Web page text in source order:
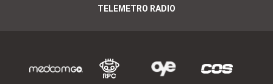
TELEMETRO RADIO